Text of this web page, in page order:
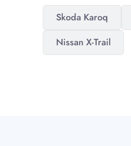
Skoda Karoq
Nissan X-Trail